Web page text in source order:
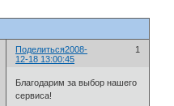
Поделиться 1
2008-
12-18 13:00:45
Благодарим за выбор нашего
сервиса!